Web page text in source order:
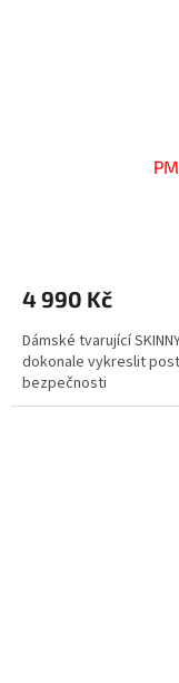
4 990 Kč
Dámské tvarující
dokonale vykreslit
bezpečnosti